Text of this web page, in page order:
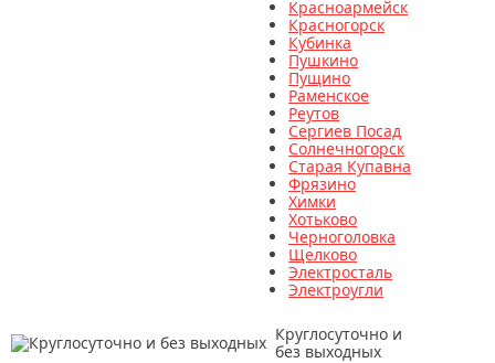
Красноармейск
Красногорск
Кубинка
Пушкино
Пущино
Раменское
Реутов
Сергиев Посад
Солнечногорск
Старая Купавна
Фрязино
Химки
Хотьково
Черноголовка
Щелково
Электросталь
Электроугли
Круглосуточно и
без выходных